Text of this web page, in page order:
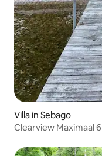
Villa in Sebago
Clearview Maximaal 6